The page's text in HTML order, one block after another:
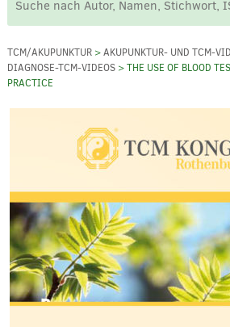
TCM/AKUPUNKTUR>AKUPUNKTUR- UND TCM-
DIAGNOSE-TCM-VIDEOS> THE USE OF BLOOD
PRACTICE